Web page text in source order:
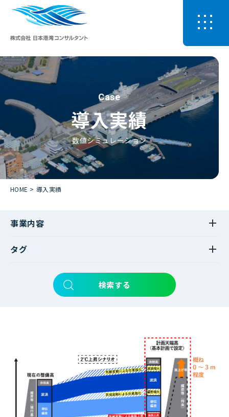
Case
導入実績
数値シミュレーション
HOME 導入実績
事業内容
タグ
検索する